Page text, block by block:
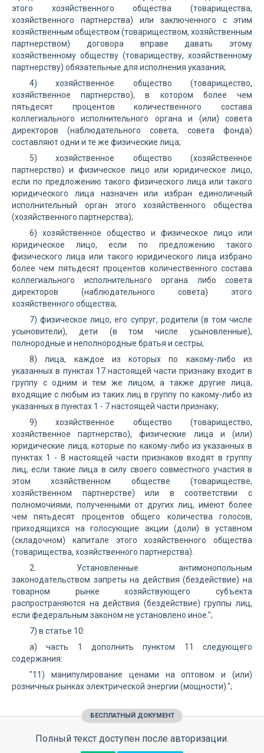
этого хозяйственного общества (товарищества,
хозяйственного партнерства) или заключенного с этим
хозяйственным обществом (товариществом, хозяйственным
партнерством) договора вправе давать этому
хозяйственному обществу (товариществу, хозяйственному
партнерству) обязательные для исполнения указания;
4) хозяйственное общество (товарищество,
хозяйственное партнерство), в котором более чем
пятьдесят процентов количественного состава
коллегиального исполнительного органа и (или) совета
директоров (наблюдательного совета, совета фонда)
составляют одни и те же физические лица;
5) хозяйственное общество (хозяйственное
партнерство) и физическое лицо или юридическое лицо,
если по предложению такого физического лица или такого
юридического лица назначен или избран единоличный
исполнительный орган этого хозяйственного общества
(хозяйственного партнерства);
6) хозяйственное общество и физическое лицо или
юридическое лицо, если по предложению такого
физического лица или такого юридического лица избрано
более чем пятьдесят процентов количественного состава
коллегиального исполнительного органа либо совета
директоров (наблюдательного совета) этого
хозяйственного общества;
7) физическое лицо, его супруг, родители (в том числе
усыновители), дети (в том числе усыновленные),
полнородные и неполнородные братья и сестры;
8) лица, каждое из которых по какому-либо из
указанных в пунктах 17 настоящей части признаку входит в
группу с одним и тем же лицом, а также другие лица,
входящие с любым из таких лиц в группу по какому-либо из
указанных в пунктах 1 - 7 настоящей части признаку;
9) хозяйственное общество (товарищество,
хозяйственное партнерство), физические лица и (или)
юридические лица, которые по какому-либо из указанных в
пунктах 1 - 8 настоящей части признаков входят в группу
лиц, если такие лица в силу своего совместного участия в
этом хозяйственном обществе (товариществе,
хозяйственном партнерстве) или в соответствии с
полномочиями, полученными от других лиц, имеют более
чем пятьдесят процентов общего количества голосов,
приходящихся на голосующие акции (доли) в уставном
(складочном) капитале этого хозяйственного общества
(товарищества, хозяйственного партнерства).
2. Установленные антимонопольным
законодательством запреты на действия (бездействие) на
товарном рынке хозяйствующего субъекта
распространяются на действия (бездействие) группы лиц,
если федеральным законом не установлено иное.";
7) в статье 10:
а) часть 1 дополнить пунктом 11 следующего
содержания:
"11) манипулирование ценами на оптовом и (или)
розничных рынках электрической энергии (мощности).";
БЕСПЛАТНЫЙ ДОКУМЕНТ
Полный текст доступен после авторизации.